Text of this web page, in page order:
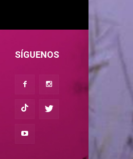
SÍGUENOS